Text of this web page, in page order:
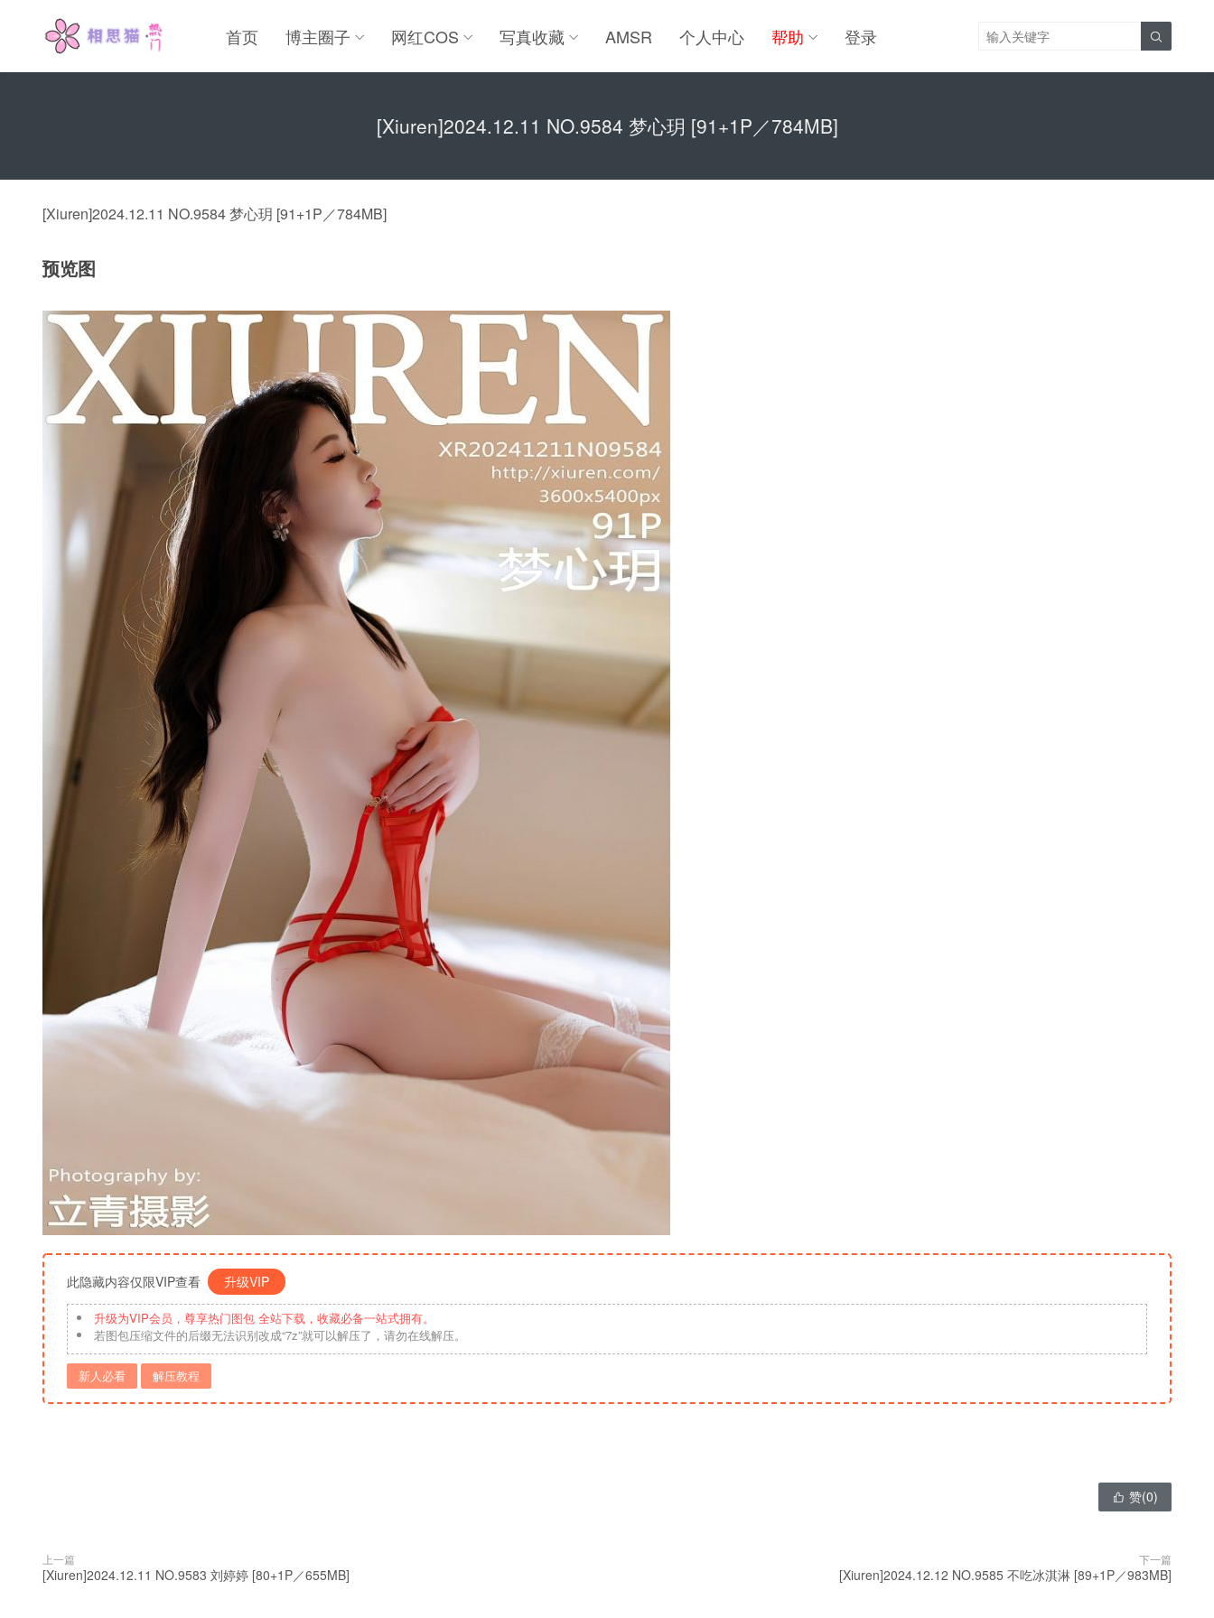
首页 博主圈子 网红COS 写真收藏 AMSR 个人中心 帮助 登录 
[Xiuren]2024.12.11 NO.9584 梦心玥 [91+1P／784MB]
[Xiuren]2024.12.11 NO.9584 梦心玥 [91+1P／784MB]
预览图
此隐藏内容仅限VIP查看 升级VIP
升级为VIP会员，尊享热门图包 全站下载，收藏必备一站式拥有。
若图包压缩文件的后缀无法识别改成“7z”就可以解压了，请勿在线解压。
新人必看 解压教程
 赞(0)
上一篇
[Xiuren]2024.12.11 NO.9583 刘婷婷 [80+1P／655MB]
下一篇
[Xiuren]2024.12.12 NO.9585 不吃冰淇淋 [89+1P／983MB]